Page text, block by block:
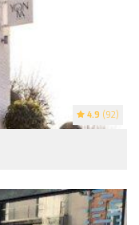
4.9 (92)